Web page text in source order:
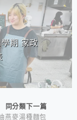
期 家政
同分類下一篇
燕麥湯種麵包